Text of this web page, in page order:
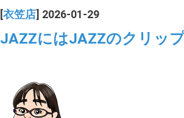
お客さまの声
コラム
衣笠店 ] 2026-01-29
JAZZにはJAZZのクリッ